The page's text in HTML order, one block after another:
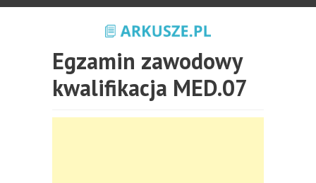
Egzamin zawodowy
kwalifikacja MED.07